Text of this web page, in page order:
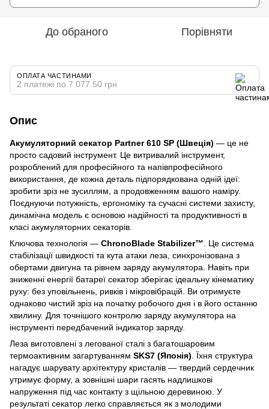
До обраного Порівняти
ОПЛАТА ЧАСТИНАМИ
2 платежі по 7 077.50 грн
Опис
Акумуляторний секатор Partner 610 SP (Швеція) — це не
просто садовий інструмент. Це витривалий інструмент,
розроблений для професійного та напівпрофесійного
використання, де кожна деталь підпорядкована одній ідеї:
зробити зріз не зусиллям, а продовженням вашого наміру.
Поєднуючи потужність, ергономіку та сучасні системи захисту,
динамічна модель є основою надійності та продуктивності в
класі акумуляторних секаторів.
Ключова технологія — ChronoBlade Stabilizer™ . Це система
стабілізації швидкості та кута атаки леза, синхронізована з
обертами двигуна та рівнем заряду акумулятора. Навіть при
зниженні енергії батареї секатор зберігає ідеальну кінематику
руху: без уповільнень, ривків і мікровібрацій. Ви отримуєте
однаково чистий зріз на початку робочого дня і в його останню
хвилину. Для точнішого контролю заряду акумулятора на
інструменті передбачений індикатор заряду.
Леза виготовлені з легованої сталі з багатошаровим
термоактивним загартуванням SKS7 (Японія) . Їхня структура
нагадує шарувату архітектуру кристалів — твердий сердечник
утримує форму, а зовнішні шари гасять надлишкові
напруження під час контакту з щільною деревиною. У
результаті секатор легко справляється як з молодими